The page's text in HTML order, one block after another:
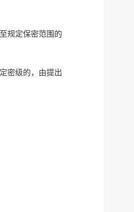
规定保密范围的
密级的，由提出